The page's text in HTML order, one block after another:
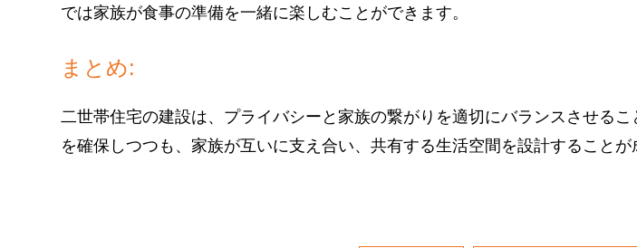
では家族が食事の準備を一緒に楽しむことができます。
まとめ:
二世帯住宅の建設は、プライバシーと家族の繋がりを適切にバランスさせる
を確保しつつも、家族が互いに支え合い、共有する生活空間を設計することが